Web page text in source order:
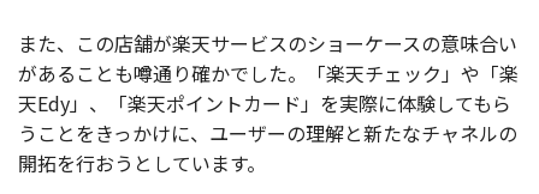
また、この店舗が楽天サービスのショーケースの意味合い
があることも噂通り確かでした。「楽天チェック」や「楽
天Edy」、「楽天ポイントカード」を実際に体験してもら
うことをきっかけに、ユーザーの理解と新たなチャネルの
開拓を行おうとしています。